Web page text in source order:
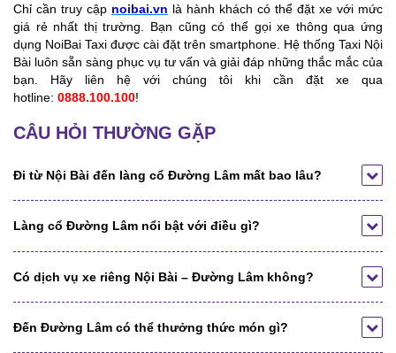
Chỉ cần truy cập noibai.vn là hành khách có thể đặt xe với mức
giá rẻ nhất thị trường. Bạn cũng có thể gọi xe thông qua ứng
dụng NoiBai Taxi được cài đặt trên smartphone. Hệ thống Taxi Nội
Bài luôn sẵn sàng phục vụ tư vấn và giải đáp những thắc mắc của
bạn. Hãy liên hệ với chúng tôi khi cần đặt xe qua
hotline: 0888.100.100!
CÂU HỎI THƯỜNG GẶP
Đi từ Nội Bài đến làng cổ Đường Lâm mất bao lâu?
Làng cổ Đường Lâm nổi bật với điều gì?
Có dịch vụ xe riêng Nội Bài – Đường Lâm không?
Đến Đường Lâm có thể thưởng thức món gì?